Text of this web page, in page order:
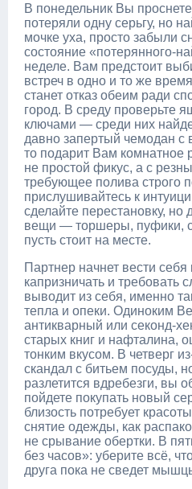
В понедельник Вы
потеряли одну серьгу, но
мочке уха, просто забыли
состояние «потерянного-
неделе. Вам предстоит
встреч в одно и то же
станет отказ обеим ради
город. В среду проверьте
ключами — среди них
давно запертый чемодан
то подарит Вам комнатное
не простой фикус, а с
требующее полива строго
прислушивайтесь к
сделайте перестановку, но
вещи — торшеры, пуфики,
пусть стоит на месте.
Партнер начнет вести себя
капризничать и требовать
выводит из себя, именно
тепла и опеки. Одиноким
антикварный или секонд-
старых книг и нафталина,
тонким вкусом. В четверг
скандал с битьем посуды,
разлетится вдребезги, вы
пойдете покупать новый
близость потребует
снятие одежды, как
не срывание обертки. В
без часов»: уберите всё,
друга пока не сведет